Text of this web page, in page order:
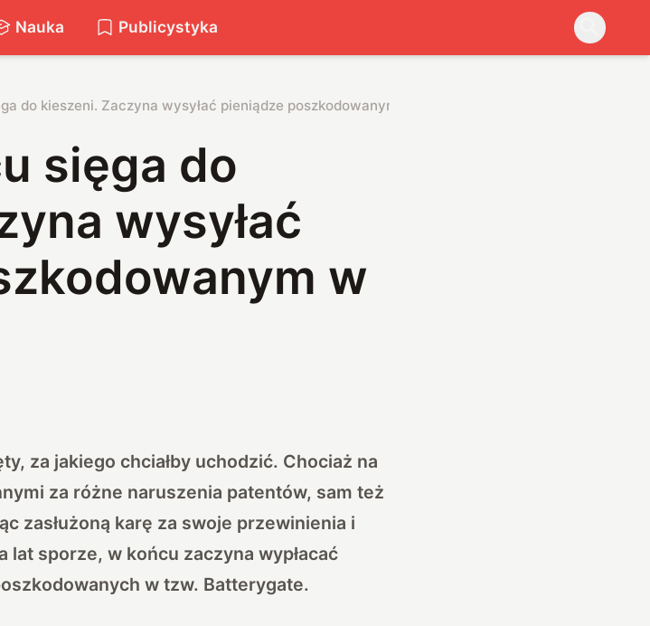
Nauka Publicystyka
do kieszeni. Zaczyna wysyłać pieniądze poszkodowanym w Batterygate
sięga do
wysyłać
w
za jakiego chciałby uchodzić. Chociaż na
za różne naruszenia patentów, sam też
zasłużoną karę za swoje przewinienia i
lat sporze, w końcu zaczyna wypłacać
w tzw. Batterygate.